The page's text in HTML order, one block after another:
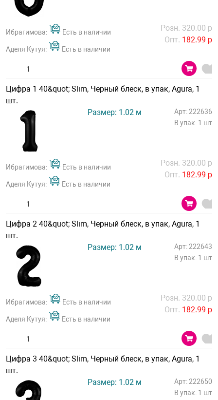
Ибрагимова: Есть в наличии
Аделя Кутуя: Есть в наличии
Розн. 320.00 р
Опт. 182.99 р
Цифра 1 40&quot; Slim, Черный блеск, в упак, Agura, 1
шт.
Размер: 1.02 м
Арт: 222636
В упак: 1 шт
Ибрагимова: Есть в наличии
Аделя Кутуя: Есть в наличии
Розн. 320.00 р
Опт. 182.99 р
Цифра 2 40&quot; Slim, Черный блеск, в упак, Agura, 1
шт.
Размер: 1.02 м
Арт: 222643
В упак: 1 шт
Ибрагимова: Есть в наличии
Аделя Кутуя: Есть в наличии
Розн. 320.00 р
Опт. 182.99 р
Цифра 3 40&quot; Slim, Черный блеск, в упак, Agura, 1
шт.
Размер: 1.02 м
Арт: 222650
В упак: 1 шт